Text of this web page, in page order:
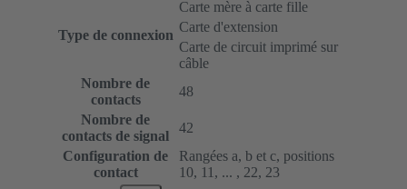
Type de connexion
Carte mère à carte fille
Carte d'extension
Carte de circuit imprimé sur
câble
Nombre de
contacts
48
Nombre de
contacts de signal
42
Configuration de
contact
Rangées a, b et c, positions
10, 11, ... , 22, 23